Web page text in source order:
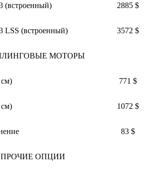
(встроенный) 2885 $
LSS (встроенный) 3572 $
МОТОРЫ
см) 771 $
см) 1072 $
83 $
ПРОЧИЕ ОПЦИИ